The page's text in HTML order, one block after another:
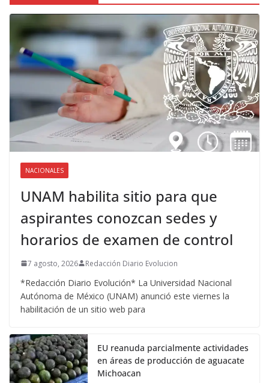
NACIONALES
UNAM habilita sitio para que
aspirantes conozcan sedes y
horarios de examen de control
7 agosto, 2026 Redacción Diario Evolucion
*Redacción Diario Evolución* La Universidad Nacional
Autónoma de México (UNAM) anunció este viernes la
habilitación de un sitio web para
EU reanuda parcialmente actividades
en áreas de producción de aguacate
Michoacan